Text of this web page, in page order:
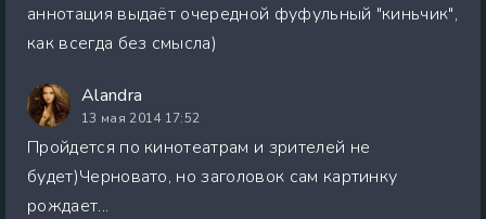
аннотация выдаёт очередной фуфульный "киньчик",
как всегда без смысла)
Alandra
13 мая 2014 17:52
Пройдется по кинотеатрам и зрителей не
будет)Черновато, но заголовок сам картинку
рождает...